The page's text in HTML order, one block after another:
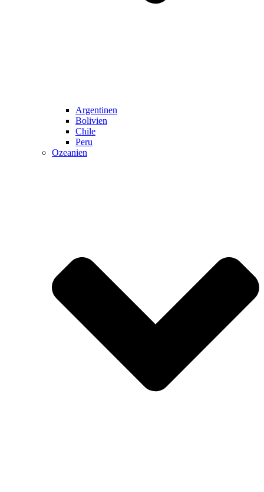
Argentinen
Bolivien
Chile
Peru
Ozeanien